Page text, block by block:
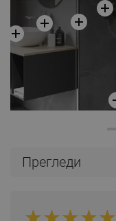
Прегледи